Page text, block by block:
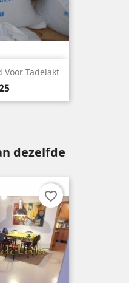
Voor Tadelakt
dezelfde
favorite_border